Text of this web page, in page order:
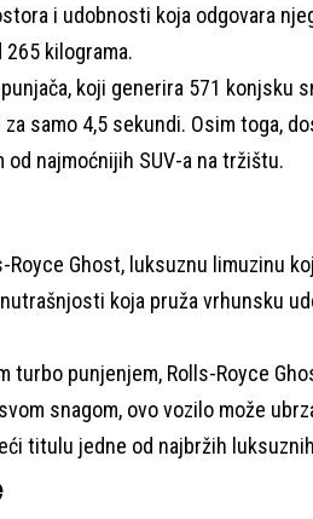
i udobnosti koja odgovara
kilograma.
koji generira 571 konjsku
samo 4,5 sekundi. Osim toga,
najmoćnijih SUV-a na tržištu.
Ghost, luksuznu limuzinu
koja pruža vrhunsku
punjenjem, Rolls-Royce
snagom, ovo vozilo može
titulu jedne od najbržih